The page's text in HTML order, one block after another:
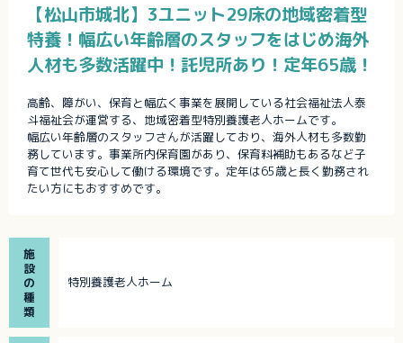
【松山市城北】3ユニット29床の地域密着型
特養！幅広い年齢層のスタッフをはじめ海外
人材も多数活躍中！託児所あり！定年65歳！
高齢、障がい、保育と幅広く事業を展開している社会福祉法人泰
斗福祉会が運営する、地域密着型特別養護老人ホームです。
幅広い年齢層のスタッフさんが活躍しており、海外人材も多数勤
務しています。事業所内保育園があり、保育料補助もあるなど子
育て世代も安心して働ける環境です。定年は65歳と長く勤務され
たい方にもおすすめです。
施
設
の
種
類
特別養護老人ホーム